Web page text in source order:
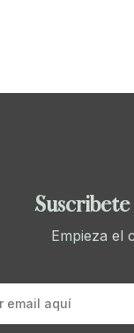
Empieza el